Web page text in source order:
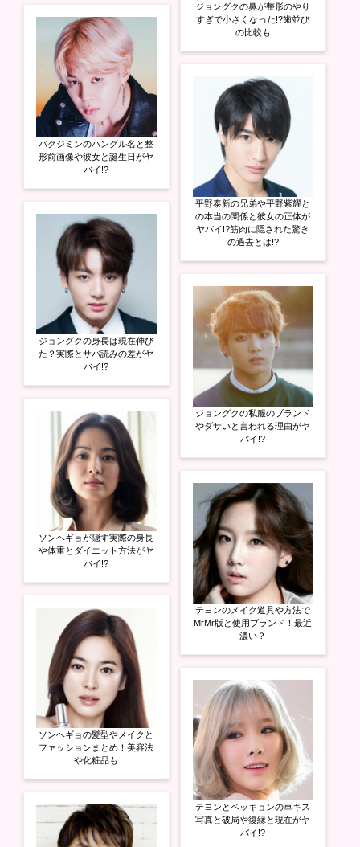
パクジミンのハングル名と整
形前画像や彼女と誕生日がヤ
バイ!?
ジョングクの身長は現在伸び
た？実際とサバ読みの差がヤ
バイ!?
ソンヘギョが隠す実際の身長
や体重とダイエット方法がヤ
バイ!?
ソンヘギョの髪型やメイクと
ファッションまとめ！美容法
や化粧品も
ジョングクの鼻が整形のやり
すぎで小さくなった!?歯並び
の比較も
平野泰新の兄弟や平野紫耀と
の本当の関係と彼女の正体が
ヤバイ!?筋肉に隠された驚き
の過去とは!?
ジョングクの私服のブランド
やダサいと言われる理由がヤ
バイ!?
テヨンのメイク道具や方法で
MrMr版と使用ブランド！最近
濃い？
テヨンとベッキョンの車キス
写真と破局や復縁と現在がヤ
バイ!?